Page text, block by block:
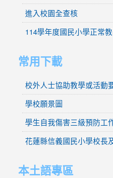
進入校園全查核
114學年度國民小學正常
常用下載
校外人士協助教學或活動
學校願景圖
學生自我傷害三級預防工
花蓮縣信義國民小學校長
本土語專區